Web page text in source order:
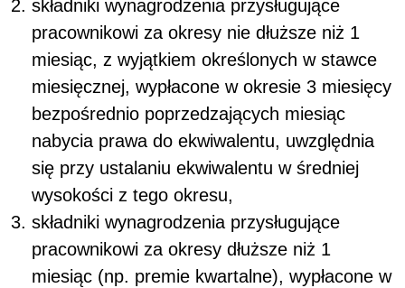
składniki wynagrodzenia przysługujące
pracownikowi za okresy nie dłuższe niż 1
miesiąc, z wyjątkiem określonych w stawce
miesięcznej, wypłacone w okresie 3 miesięcy
bezpośrednio poprzedzających miesiąc
nabycia prawa do ekwiwalentu, uwzględnia
się przy ustalaniu ekwiwalentu w średniej
wysokości z tego okresu,
składniki wynagrodzenia przysługujące
pracownikowi za okresy dłuższe niż 1
miesiąc (np. premie kwartalne), wypłacone w